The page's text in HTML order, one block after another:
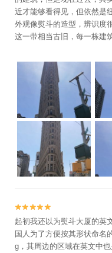
近才能够看得见，但依然是
外观像熨斗的造型，辨识度
这一带相当古旧，每一栋建
年，但依旧很多人专门来这
蛛侠上班的地方。


起初我还以为熨斗大厦的英
国人为了方便按其形状命名
g，其周边的区域在英文中